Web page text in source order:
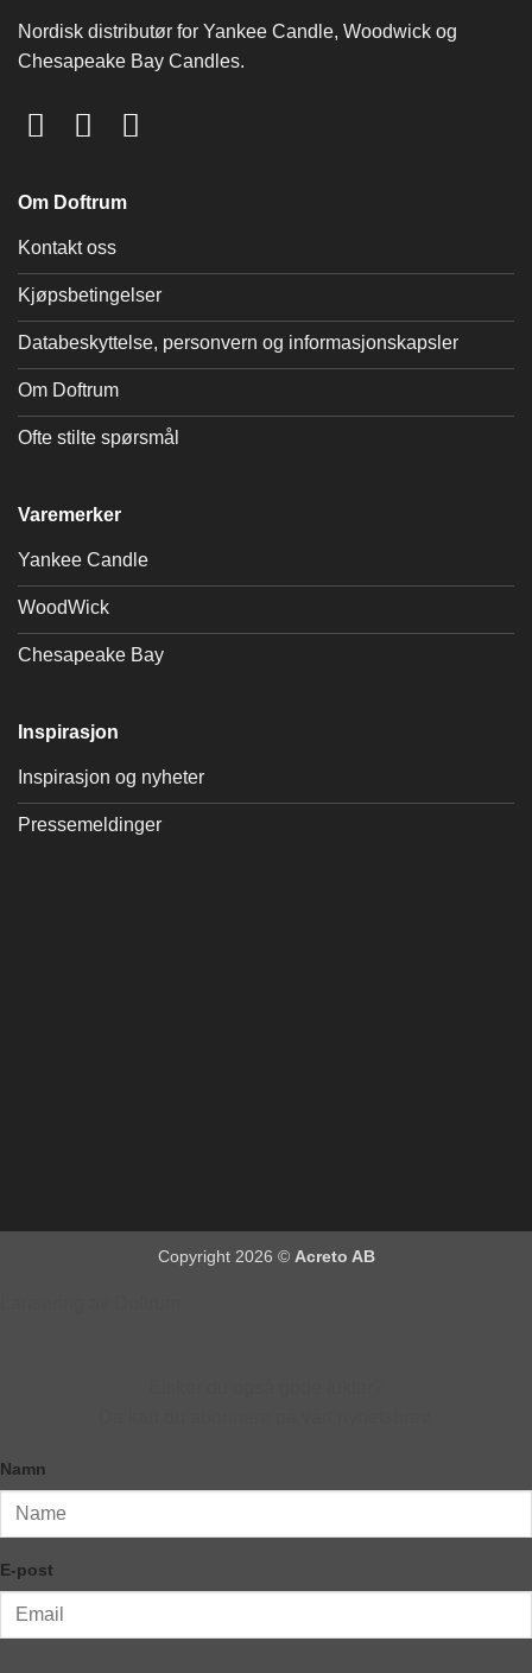
Nordisk distributør for Yankee Candle, Woodwick og
Chesapeake Bay Candles.
Om Doftrum
Kontakt oss
Kjøpsbetingelser
Databeskyttelse, personvern og informasjonskapsler
Om Doftrum
Ofte stilte spørsmål
Varemerker
Yankee Candle
WoodWick
Chesapeake Bay
Inspirasjon
Inspirasjon og nyheter
Pressemeldinger
Copyright 2026 © Acreto AB
Namn
E-post